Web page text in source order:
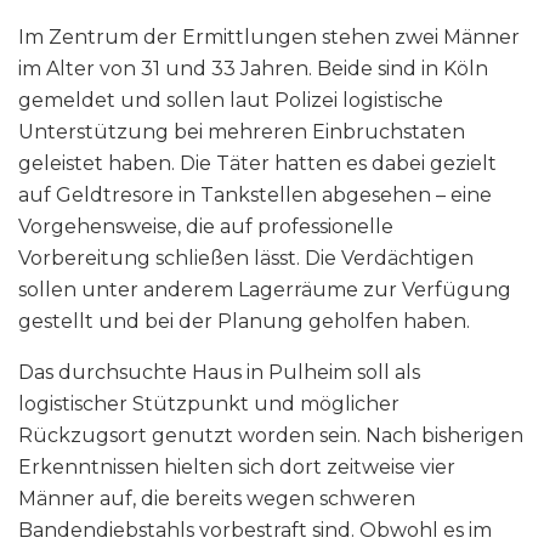
Im Zentrum der Ermittlungen stehen zwei Männer
im Alter von 31 und 33 Jahren. Beide sind in Köln
gemeldet und sollen laut Polizei logistische
Unterstützung bei mehreren Einbruchstaten
geleistet haben. Die Täter hatten es dabei gezielt
auf Geldtresore in Tankstellen abgesehen – eine
Vorgehensweise, die auf professionelle
Vorbereitung schließen lässt. Die Verdächtigen
sollen unter anderem Lagerräume zur Verfügung
gestellt und bei der Planung geholfen haben.
Das durchsuchte Haus in Pulheim soll als
logistischer Stützpunkt und möglicher
Rückzugsort genutzt worden sein. Nach bisherigen
Erkenntnissen hielten sich dort zeitweise vier
Männer auf, die bereits wegen schweren
Bandendiebstahls vorbestraft sind. Obwohl es im